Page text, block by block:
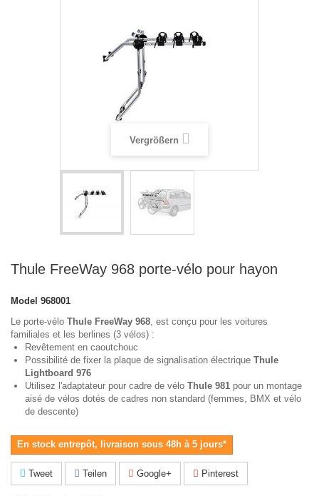
Vergrößern
Thule FreeWay 968 porte-vélo pour hayon
Model 968001
Le porte-vélo Thule FreeWay 968, est conçu pour les voitures
familiales et les berlines (3 vélos) :
Revêtement en caoutchouc
Possibilité de fixer la plaque de signalisation électrique Thule
Lightboard 976
Utilisez l'adaptateur pour cadre de vélo Thule 981 pour un montage
aisé de vélos dotés de cadres non standard (femmes, BMX et vélo
de descente)
En stock entrepôt, livraison sous 48h à 5 jours*
Tweet Teilen Google+ Pinterest